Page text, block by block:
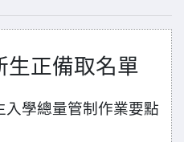
生正備取名單
入學總量管制作業要點